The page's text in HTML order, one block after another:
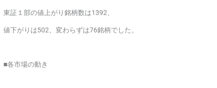
東証１部の値上がり銘柄数は1392、
値下がりは502、変わらずは76銘柄でした。
■各市場の動き